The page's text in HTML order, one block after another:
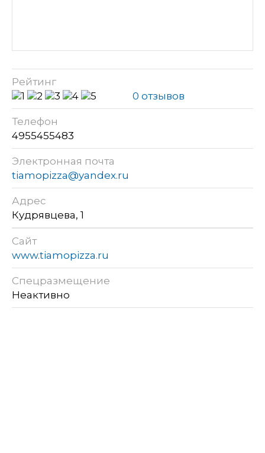
Рейтинг
0 отзывов
Телефон
4955455483
Электронная почта
tiamopizza@yandex.ru
Адрес
Кудрявцева, 1
Сайт
www.tiamopizza.ru
Спецразмещение
Неактивно